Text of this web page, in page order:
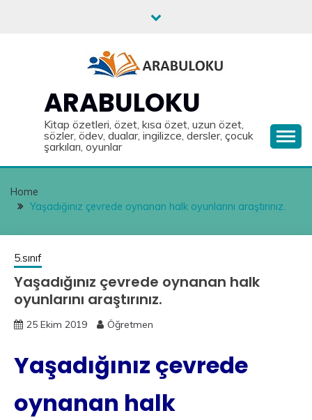
ARABULOKU
Kitap özetleri, özet, kısa özet, uzun özet,
sözler, ödev, dualar, ingilizce, dersler, çocuk
şarkıları, oyunlar
Home
Yaşadığınız çevrede oynanan halk oyunlarını araştırınız.
5.sınıf
Yaşadığınız çevrede oynanan halk
oyunlarını araştırınız.
25 Ekim 2019 Öğretmen
Yaşadığınız çevrede
oynanan halk